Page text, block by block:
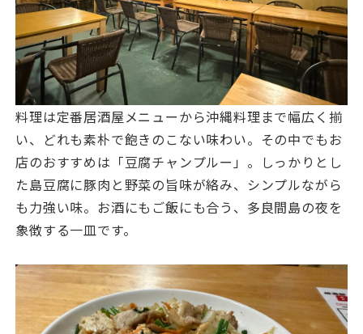
料理は定番居酒屋メニューから沖縄料理まで幅広く揃
い、どれも素朴で飽きのこない味わい。その中でもお
店のおすすめは「豆腐チャンプルー」。しっかりとし
た島豆腐に豚肉と野菜の旨味が絡み、シンプルながら
も力強い味。お酒にもご飯にも合う、多良間島の夜を
象徴する一皿です。